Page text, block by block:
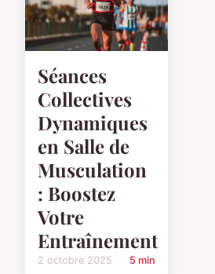
Séances
Collectives
Dynamiques
en Salle de
Musculation
: Boostez
Votre
Entraînement
2 octobre 2025 5 min